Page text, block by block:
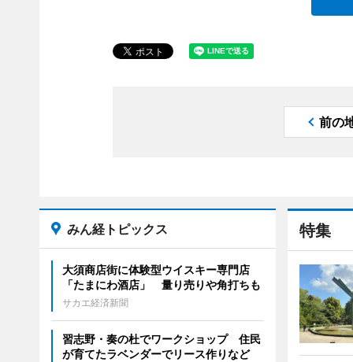
前の
特集
みん経トピックス
大須商店街に体験型ウイスキー専門店
「たまにわ酒店」 量り売りや角打ちも
サカエ経済新聞
習志野・奏の杜でワークショップ 住民
が育てたラベンダーでリース作りなど